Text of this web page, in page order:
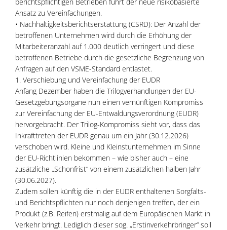
Ansatz zu Vereinfachungen.
• Nachhaltigkeitsberichtserstattung (CSRD): Der Anzahl der
betroffenen Unternehmen wird durch die Erhöhung der
Mitarbeiteranzahl auf 1.000 deutlich verringert und diese
betroffenen Betriebe durch die gesetzliche Begrenzung von
Anfragen auf den VSME-Standard entlastet.
1. Verschiebung und Vereinfachung der EUDR
Anfang Dezember haben die Trilogverhandlungen der EU-
Gesetzgebungsorgane nun einen vernünftigen Kompromiss
zur Vereinfachung der EU-Entwaldungsverordnung (EUDR)
hervorgebracht. Der Trilog-Kompromiss sieht vor, dass das
Inkrafttreten der EUDR genau um ein Jahr (30.12.2026)
verschoben wird. Kleine und Kleinstunternehmen im Sinne
der EU-Richtlinien bekommen – wie bisher auch – eine
zusätzliche „Schonfrist“ von einem zusätzlichen halben Jahr
(30.06.2027).
Zudem sollen künftig die in der EUDR enthaltenen Sorgfalts-
und Berichtspflichten nur noch denjenigen treffen, der ein
Produkt (z.B. Reifen) erstmalig auf dem Europäischen Markt in
Verkehr bringt. Lediglich dieser sog. „Erstinverkehrbringer“ soll